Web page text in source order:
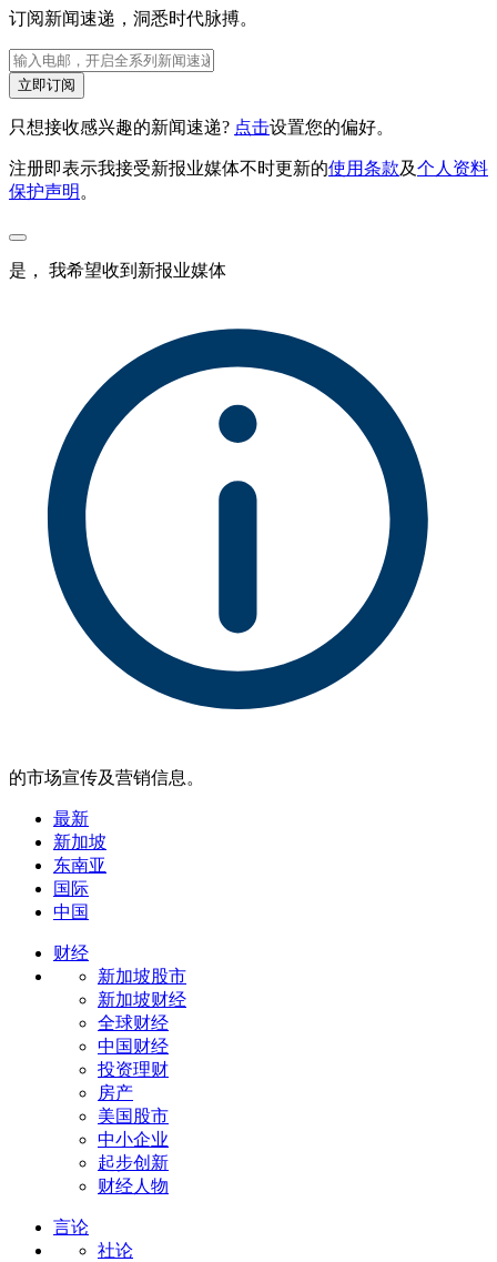
订阅新闻速递，洞悉时代脉搏。
立即订阅
只想接收感兴趣的新闻速递? 点击设置您的偏好。
注册即表示我接受新报业媒体不时更新的使用条款及个人资料
保护声明 。
是， 我希望收到新报业媒体
的市场宣传及营销信息。
最新
新加坡
东南亚
国际
中国
财经
新加坡股市
新加坡财经
全球财经
中国财经
投资理财
房产
美国股市
中小企业
起步创新
财经人物
言论
社论